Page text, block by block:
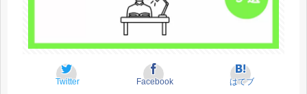
Twitter Facebook はてブ